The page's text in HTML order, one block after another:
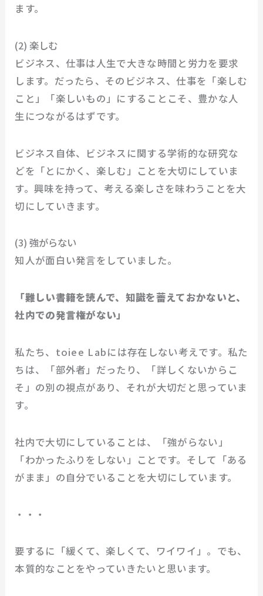
ます。
(2) 楽しむ
ビジネス、仕事は人生で大きな時間と労力を要求
します。だったら、そのビジネス、仕事を「楽しむ
こと」「楽しいもの」にすることこそ、豊かな人
生につながるはずです。
ビジネス自体、ビジネスに関する学術的な研究な
どを「とにかく、楽しむ」ことを大切にしていま
す。興味を持って、考える楽しさを味わうことを大
切にしていきます。
(3) 強がらない
知人が面白い発言をしていました。
「難しい書籍を読んで、知識を蓄えておかないと、
社内での発言権がない」
私たち、toiee Labには存在しない考えです。私た
ちは、「部外者」だったり、「詳しくないからこ
そ」の別の視点があり、それが大切だと思っていま
す。
社内で大切にしていることは、「強がらない」
「わかったふりをしない」ことです。そして「ある
がまま」の自分でいることを大切にしています。
・・・
要するに「緩くて、楽しくて、ワイワイ」。でも、
本質的なことをやっていきたいと思います。